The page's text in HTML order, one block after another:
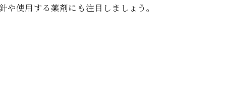
使用する薬剤にも注目しましょう。